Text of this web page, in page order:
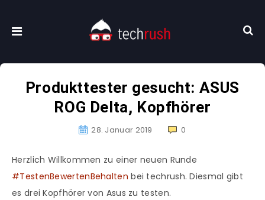
Produkttester gesucht: ASUS
ROG Delta, Kopfhörer
28. Januar 2019 0
Herzlich Willkommen zu einer neuen Runde
#TestenBewertenBehalten bei techrush. Diesmal gibt
es drei Kopfhörer von Asus zu testen.